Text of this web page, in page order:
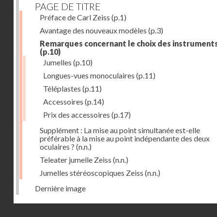
PAGE DE TITRE
Préface de Carl Zeiss (p.1)
Avantage des nouveaux modèles (p.3)
Remarques concernant le choix des
(p.10)
Jumelles (p.10)
Longues-vues monoculaires (p.11)
Téléplastes (p.11)
Accessoires (p.14)
Prix des accessoires (p.17)
Supplément : La mise au point simultanée est-elle
préférable à la mise au point indépendante des deux
oculaires ? (n.n.)
Teleater jumelle Zeiss (n.n.)
Jumelles stéréoscopiques Zeiss (n.n.)
Dernière image